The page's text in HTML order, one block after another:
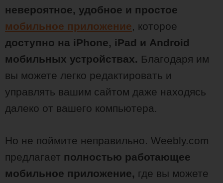
невероятное, удобное и простое
мобильное приложение, которое
доступно на iPhone, iPad и Android
мобильных устройствах. Благодаря им
вы можете легко редактировать и
управлять вашим сайтом даже находясь
далеко от вашего компьютера.
Но не поймите неправильно. Weebly.com
предлагает полностью работающее
мобильное приложение, где вы можете